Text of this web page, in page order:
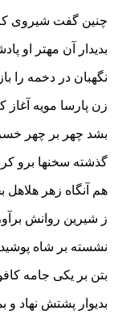
چنین گفت شیروى
بدیدار آن مهتر او
نگهبان در دخمه را
زن پارسا مویه آغاز
بشد چهر بر چهر
گذشته سخنها برو
هم آنگاه زهر هلاهل
ز شیرین روانش
نشسته بر شاه
بتن بر یکى جامه
بدیوار پشتش نهاد و